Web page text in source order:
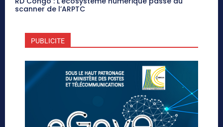
scanner de l’ARPTC
PUBLICITE